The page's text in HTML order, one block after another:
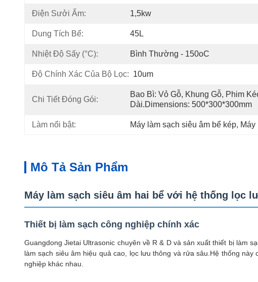
Điện Sưởi Ấm: 1,5kw
Dung Tích Bể: 45L
Nhiệt Độ Sấy (°C): Bình Thường - 150oC
Độ Chính Xác Của Bộ Lọc: 10um
Chi Tiết Đóng Gói:
Bao Bì: Vỏ Gỗ, Khung Gỗ, Phim
Dài.Dimensions: 500*300*300mm
Làm nổi bật: Máy làm sạch siêu âm bể kép,
Mô Tả Sản Phẩm
Máy làm sạch siêu âm hai bể với hệ thống lọc
Thiết bị làm sạch công nghiệp chính xác
Guangdong Jietai Ultrasonic chuyên về R & D và sản xuất thiết bị làm
làm sạch siêu âm hiệu quả cao, lọc lưu thông và rửa sâu.Hệ thống
nghiệp khác nhau.